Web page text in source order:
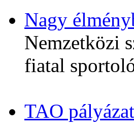
Nagy
Nemzetközi
fiatal
TAO